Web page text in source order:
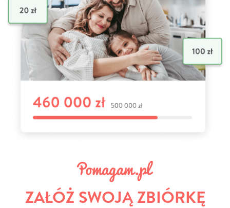
ZAŁÓŻ SWOJĄ ZBIÓRKĘ